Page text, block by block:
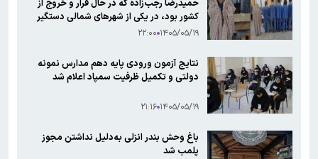
حمیدرضا رجب‌زاده که در حال فرار و خروج از
کشور بود، در یکی از شهر‌های شمالی دستگیر
شد
۱۴۰۵/۰۵/۱۹ ۲۲:۰۰
نتایج آزمون ورودی پایه دهم مدارس نمونه
دولتی و تکمیل ظرفیت سمپاد اعلام شد
۱۴۰۵/۰۵/۱۹ ۲۱:۱۶
باغ وحش بندر انزلی به‌دلیل نداشتن مجوز
پلمب شد